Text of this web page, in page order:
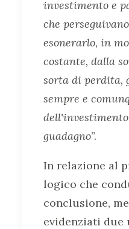
investimento e
che
esonerarlo, in
costante, dalla
sorta di perdita,
sempre e
guadagno”.
In relazione al
logico che
conclusione,
evidenziati due